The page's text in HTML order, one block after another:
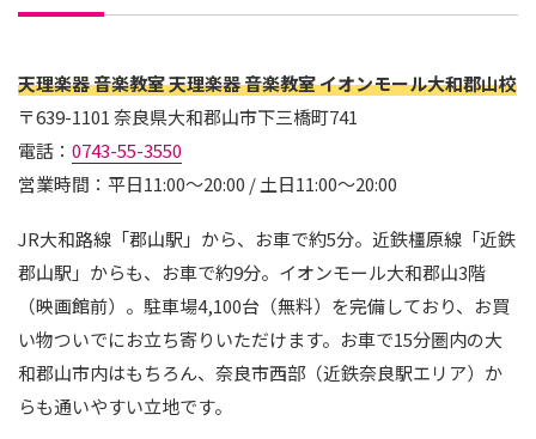
天理楽器 音楽教室 天理楽器 音楽教室 イオンモール大和郡山校
〒639-1101 奈良県大和郡山市下三橋町741
電話： 0743-55-3550
営業時間：平日11:00〜20:00 / 土日11:00〜20:00
JR大和路線「郡山駅」から、お車で約5分。近鉄橿原線「近鉄
郡山駅」からも、お車で約9分。イオンモール大和郡山3階
（映画館前）。駐車場4,100台（無料）を完備しており、お買
い物ついでにお立ち寄りいただけます。お車で15分圏内の大
和郡山市内はもちろん、奈良市西部（近鉄奈良駅エリア）か
らも通いやすい立地です。